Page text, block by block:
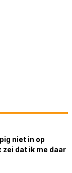
niet in op
dat ik me daar